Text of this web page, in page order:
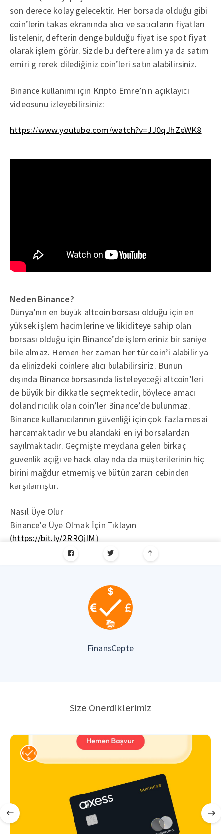
son derece kolay gelecektir. Her borsada olduğu gibi
coin’lerin takas ekranında alıcı ve satıcıların fiyatları
listelenir, defterin denge bulduğu fiyat ise spot fiyat
olarak işlem görür. Sizde bu deftere alım ya da satım
emiri girerek dilediğiniz coin’leri satın alabilirsiniz.
Binance kullanımı için Kripto Emre’nin açıklayıcı
videosunu izleyebilirsiniz:
https://www.youtube.com/watch?v=JJ0qJhZeWK8
Neden Binance?
Dünya’nın en büyük altcoin borsası olduğu için en
yüksek işlem hacimlerine ve likiditeye sahip olan
borsası olduğu için Binance’de işlemleriniz bir saniye
bile almaz. Hemen her zaman her tür coin’i alabilir ya
da elinizdeki coinlere alıcı bulabilirsiniz. Bunun
dışında Binance borsasında listeleyeceği altcoin’leri
de büyük bir dikkatle seçmektedir, böylece amacı
dolandırıcılık olan coin’ler Binance’de bulunmaz.
Binance kullanıcılarının güvenliği için çok fazla mesai
harcamaktadır ve bu alandaki en iyi borsalardan
sayılmaktadır. Geçmişte meydana gelen birkaç
güvenlik açığı ve hack olayında da müşterilerinin hiç
birini mağdur etmemiş ve bütün zararı cebinden
karşılamıştır.
Nasıl Üye Olur
Binance’e Üye Olmak İçin Tıklayın
(https://bit.ly/2RRQjIM)
FinansCepte
Size Önerdiklerimiz